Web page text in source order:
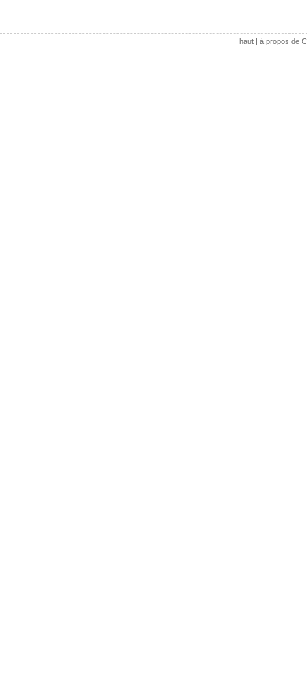
haut| à propos de